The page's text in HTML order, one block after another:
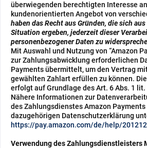
überwiegenden berechtigten Interesse
kundenorientierten Angebot von
haben das Recht aus Gründen, die sich
Situation ergeben, jederzeit dieser
personenbezogener Daten zu
Mit Auswahl und Nutzung von “Amazon
zur Zahlungsabwicklung erforderlichen
Payments übermittelt, um den Vertrag
gewählten Zahlart erfüllen zu können.
erfolgt auf Grundlage des Art. 6 Abs. 1 lit.
Nähere Informationen zur
des Zahlungsdienstes Amazon
dazugehörigen Datenschutzerklärung
https://pay.amazon.com/de/help/
Verwendung des Zahlungsdienstleisters